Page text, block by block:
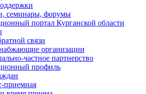
семинары, форумы
портал Курганской области
связи
организации
частное партнерство
профиль
приемная